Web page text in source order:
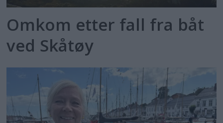
Omkom etter fall fra båt
ved Skåtøy